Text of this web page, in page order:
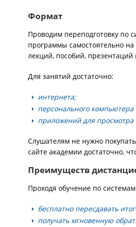
Формат
Проводим переподготовку по
программы самостоятельно
лекций, пособий, презентаций
Для занятий достаточно:
интернета;
персонального
приложений для
Слушателям не нужно
сайте академии достаточно,
Преимуществ
Проходя обучение по
бесплатно пересдавать
получать мгновенную